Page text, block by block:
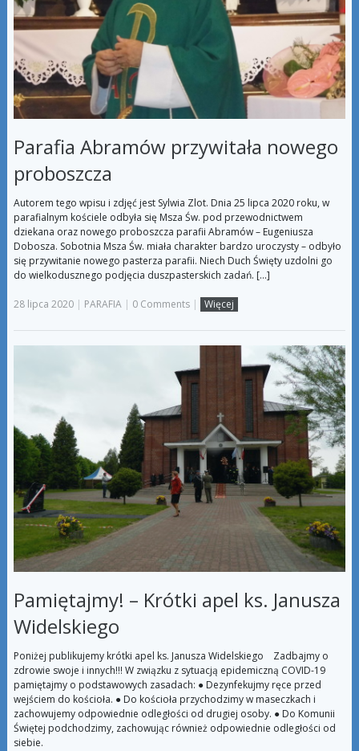
Parafia Abramów przywitała nowego
proboszcza
Autorem tego wpisu i zdjęć jest Sylwia Zlot. Dnia 25 lipca 2020 roku, w
parafialnym kościele odbyła się Msza Św. pod przewodnictwem
dziekana oraz nowego proboszcza parafii Abramów – Eugeniusza
Dobosza. Sobotnia Msza Św. miała charakter bardzo uroczysty – odbyło
się przywitanie nowego pasterza parafii. Niech Duch Święty uzdolni go
do wielkodusznego podjęcia duszpasterskich zadań. […]
28 lipca 2020| PARAFIA | 0 Comments | Więcej
Pamiętajmy! – Krótki apel ks. Janusza
Widelskiego
Poniżej publikujemy krótki apel ks. Janusza Widelskiego Zadbajmy o
zdrowie swoje i innych!!! W związku z sytuacją epidemiczną COVID-19
pamiętajmy o podstawowych zasadach: ● Dezynfekujmy ręce przed
wejściem do kościoła. ● Do kościoła przychodzimy w maseczkach i
zachowujemy odpowiednie odległości od drugiej osoby. ● Do Komunii
Świętej podchodzimy, zachowując również odpowiednie odległości od
siebie.